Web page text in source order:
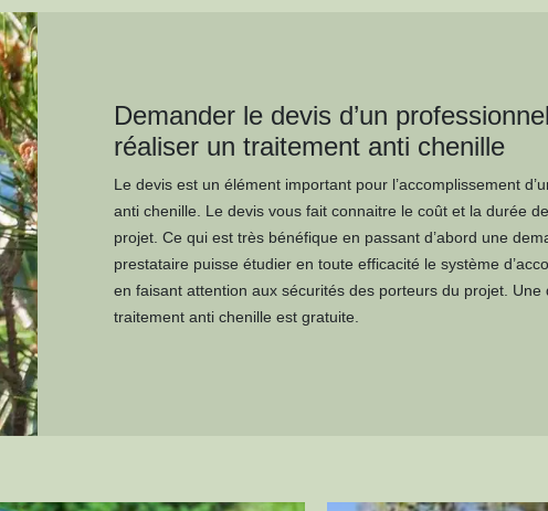
Demander le devis d’un
réaliser un traitement anti chenille
Le devis est un élément important pour l’accomplissement
anti chenille. Le devis vous fait connaitre le coût et la durée
projet. Ce qui est très bénéfique en passant d’abord une
prestataire puisse étudier en toute efficacité le système
en faisant attention aux sécurités des porteurs du projet. Une
traitement anti chenille est gratuite.